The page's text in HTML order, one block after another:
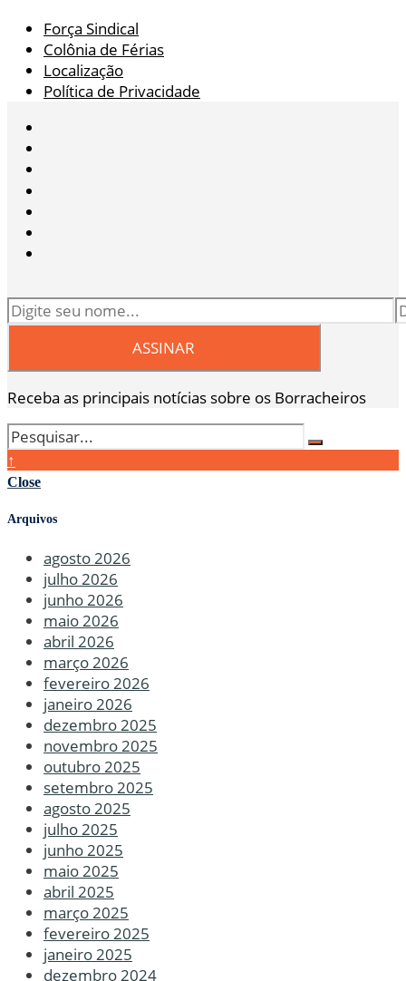
Força Sindical
Colônia de Férias
Localização
Política de Privacidade
Receba as principais notícias sobre os Borracheiros
↑
Close
Arquivos
agosto 2026
julho 2026
junho 2026
maio 2026
abril 2026
março 2026
fevereiro 2026
janeiro 2026
dezembro 2025
novembro 2025
outubro 2025
setembro 2025
agosto 2025
julho 2025
junho 2025
maio 2025
abril 2025
março 2025
fevereiro 2025
janeiro 2025
dezembro 2024